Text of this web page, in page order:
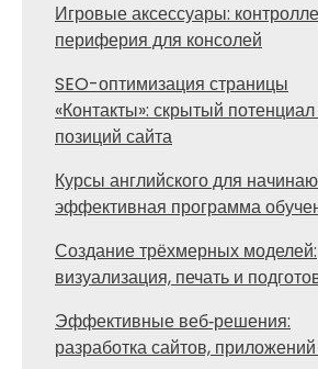
Игровые аксессуары:
периферия для консолей
SEO-оптимизация страницы
«Контакты»: скрытый
позиций сайта
Курсы английского для
эффективная программа
Создание трёхмерных моделей:
визуализация, печать и
Эффективные веб‑решения:
разработка сайтов,